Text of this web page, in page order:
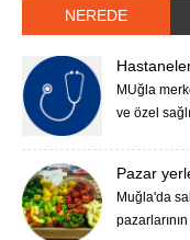
NEREDE
MUğla
ve özel
Pazar
Muğla'da